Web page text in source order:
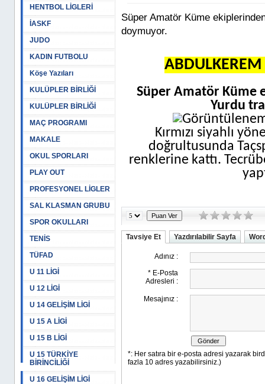
HENTBOL LİGLERİ
İASKF
JUDO
KADIN FUTBOLU
Köşe Yazıları
KULÜPLER BİRLİĞİ
KULÜPLER BİRLİĞİ
MAÇ PROGRAMI
MAKALE
OKUL SPORLARI
PLAY OUT
PROFESYONEL LİGLER
SAL KLASMAN GRUBU
SPOR OKULLARI
TENİS
TÜFAD
U 11 LİGİ
U 12 LİGİ
U 14 GELİŞİM LİGİ
U 15 A LİGİ
U 15 B LİGİ
U 15 TÜRKİYE
BİRİNCİLİĞİ
U 16 GELİŞİM LİGİ
Süper Amatör Küme
doymuyor.
Süper Amatör Küme
Yurdu
Kırmızı siyahlı
doğrultusunda
renklerine kattı.
Tavsiye Et Yazdırılabilir Sayfa